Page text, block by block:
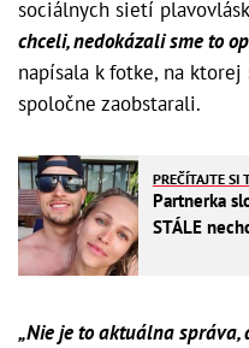
sociálnych sietí
chceli, nedokázali sme to
napísala k fotke, na
spoločne zaobstarali.
PREČÍTAJTE SI
Partnerka
STÁLE
„Nie je to aktuálna správa,